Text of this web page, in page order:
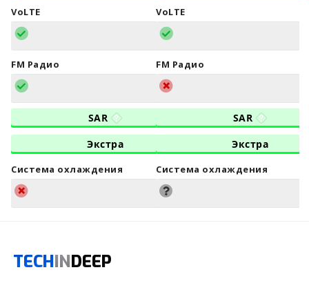
VoLTE
FM Радио
SAR
Экстра
Система охлаждения
VoLTE
FM Радио
SAR
Экстра
Система охлаждения
TECHINDEEP